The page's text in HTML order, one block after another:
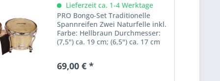
Lieferzeit ca. 1-4 Werktage
PRO Bongo-Set Traditionelle
Spannreifen Zwei Naturfelle inkl.
Farbe: Hellbraun Durchmesser:
(7,5") ca. 19 cm; (6,5") ca. 17 cm
69,00 € *